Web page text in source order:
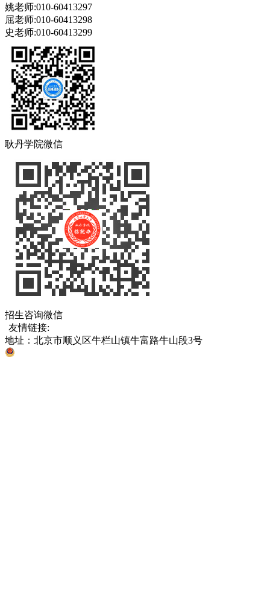
姚老师:010-60413297
屈老师:010-60413298
史老师:010-60413299
耿丹学院微信
招生咨询微信
友情链接:
地址：北京市顺义区牛栏山镇牛富路牛山段3号